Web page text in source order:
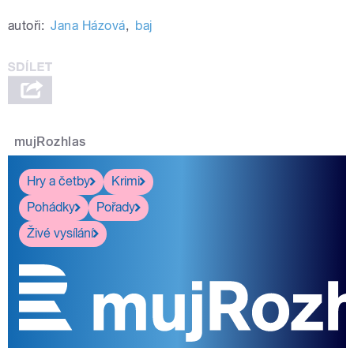
autoři: Jana Házová, baj
mujRozhlas
Hry a četby
Krimi
Pohádky
Pořady
Živé vysílání